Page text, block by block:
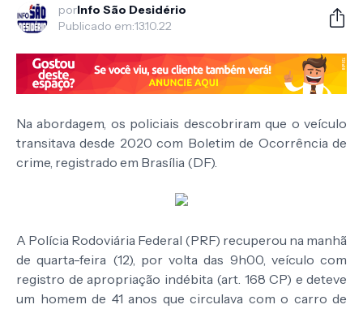
porInfo São Desidério
Publicado em:13.10.22
Na abordagem, os policiais descobriram que o veículo
transitava desde 2020 com Boletim de Ocorrência de
crime, registrado em Brasília (DF).
A Polícia Rodoviária Federal (PRF) recuperou na manhã
de quarta-feira (12), por volta das 9h00, veículo com
registro de apropriação indébita (art. 168 CP) e deteve
um homem de 41 anos que circulava com o carro de